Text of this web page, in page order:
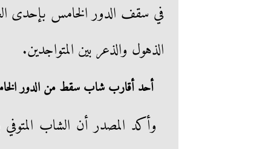
في سقف الدور الخامس بإحدى
الذهول والذعر بين المتواجدين.
أحد أقارب شاب سقط من الدور
وأكد المصدر أن الشاب